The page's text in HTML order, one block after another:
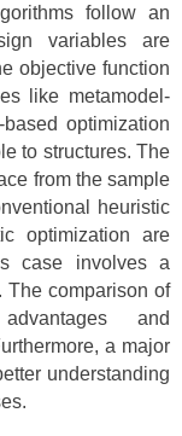
follow an
variables are
objective function
like metamodel-
optimization
to structures. The
from the sample
heuristic
optimization are
case involves a
The comparison of
and
a major
understanding